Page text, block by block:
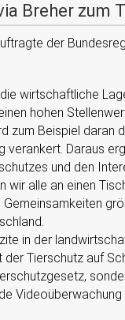
Breher zum
der
wirtschaftliche
hohen
zum Beispiel
Daraus
und den
alle an einen
in der
Tierschutz auf